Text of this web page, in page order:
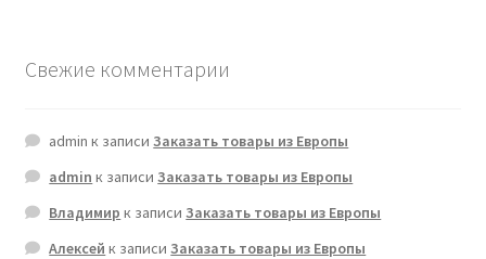
Свежие комментарии
admin к записиЗаказать товары из Европы
admin к записиЗаказать товары из Европы
Владимир к записиЗаказать товары из Европы
Алексей к записиЗаказать товары из Европы